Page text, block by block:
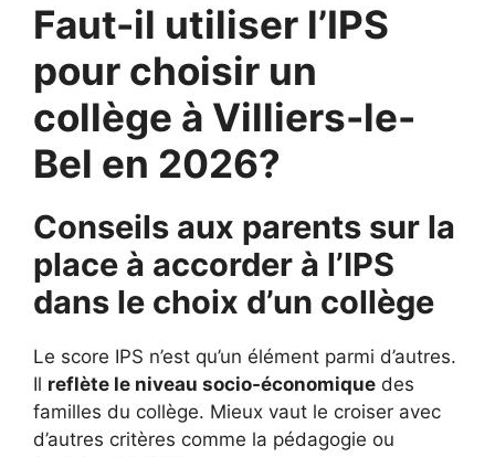
Faut-il utiliser l’IPS
pour choisir un
collège à Villiers-le-
Bel en 2026?
Conseils aux parents sur la
place à accorder à l’IPS
dans le choix d’un collège
Le score IPS n’est qu’un élément parmi d’autres.
Il reflète le niveau socio-économique des
familles du collège. Mieux vaut le croiser avec
d’autres critères comme la pédagogie ou